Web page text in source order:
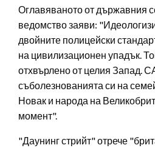
Оглавяваното от държавния
ведомство заяви:
двойните полицейски
на цивилизационен упадък.
отхвърлено от целия Запад.
съболезнованията си на
Новак и народа на
момент".
"Даунинг стрийт" отрече